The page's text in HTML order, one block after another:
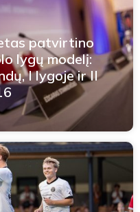
patvirtino
lygų modelį:
I lygoje ir II